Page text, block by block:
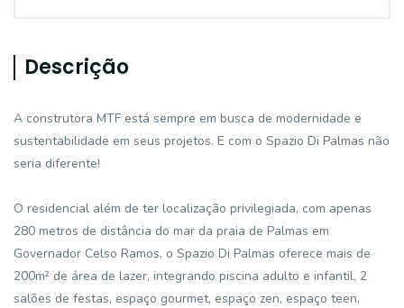
Descrição
A construtora MTF está sempre em busca de modernidade e
sustentabilidade em seus projetos. E com o Spazio Di Palmas não
seria diferente!
O residencial além de ter localização privilegiada, com apenas
280 metros de distância do mar da praia de Palmas em
Governador Celso Ramos, o Spazio Di Palmas oferece mais de
200m² de área de lazer, integrando piscina adulto e infantil, 2
salões de festas, espaço gourmet, espaço zen, espaço teen,